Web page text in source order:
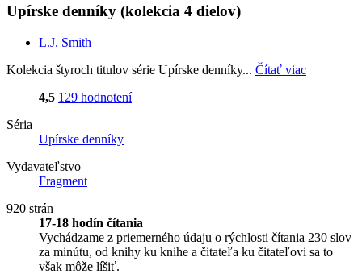
Upírske denníky (kolekcia 4 dielov)
L.J. Smith
Kolekcia štyroch titulov série Upírske denníky... Čítať viac
4,5 129 hodnotení
Séria
Upírske denníky
Vydavateľstvo
Fragment
920 strán
17-18 hodín čítania
Vychádzame z priemerného údaju o rýchlosti čítania 230 slov
za minútu, od knihy ku knihe a čitateľa ku čitateľovi sa to
však môže líšiť.